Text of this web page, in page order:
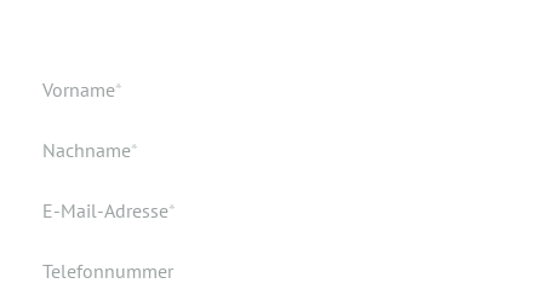
Pflichtfeld
Vorname*
Pflichtfeld
Nachname*
Pflichtfeld
E-Mail-Adresse*
Telefonnummer
Verfügbar ab
Dokumente
Ich akzeptiere die elektronische Speicherung meiner Daten